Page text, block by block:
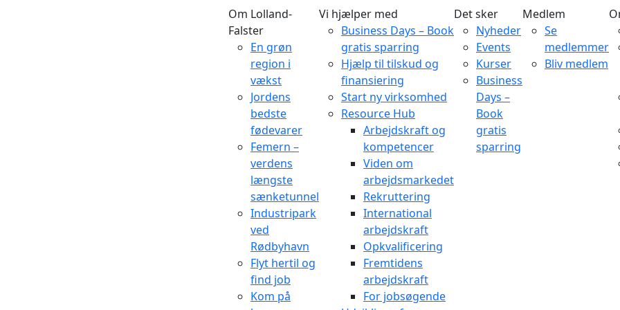
Om Lolland-
Falster
En grøn
region i
vækst
Jordens
bedste
fødevarer
Femern –
verdens
længste
sænketunnel
Industripark
ved
Rødbyhavn
Flyt hertil og
find job
Kom på
Vi hjælper med
Business Days – Book
gratis sparring
Hjælp til tilskud og
finansiering
Start ny virksomhed
Resource Hub
Arbejdskraft og
kompetencer
Viden om
arbejdsmarkedet
Rekruttering
International
arbejdskraft
Opkvalificering
Fremtidens
arbejdskraft
For jobsøgende
Det sker
Nyheder
Events
Kurser
Business
Days –
Book
gratis
sparring
Medlem
Se
medlemmer
Bliv medlem